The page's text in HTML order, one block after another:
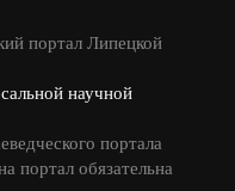
портал Липецкой
научной
портала
портал обязательна